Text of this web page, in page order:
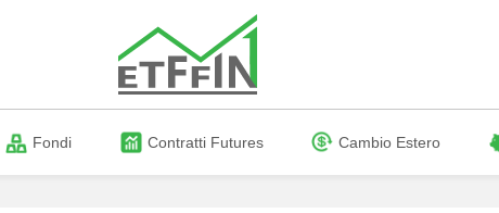
Fondi Contratti Futures Cambio Estero